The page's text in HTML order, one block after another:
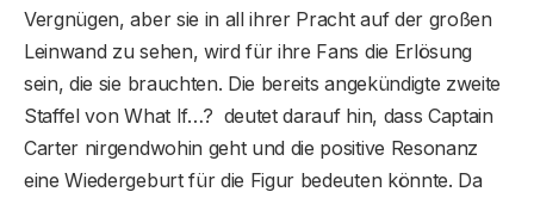
Vergnügen, aber sie in all ihrer Pracht auf der großen
Leinwand zu sehen, wird für ihre Fans die Erlösung
sein, die sie brauchten. Die bereits angekündigte zweite
Staffel von What If…? deutet darauf hin, dass Captain
Carter nirgendwohin geht und die positive Resonanz
eine Wiedergeburt für die Figur bedeuten könnte. Da